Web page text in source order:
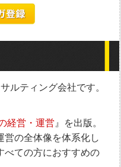
ルティング会社です。
経営・運営 』を出版。
営の全体像を体系化し
べての方におすすめの